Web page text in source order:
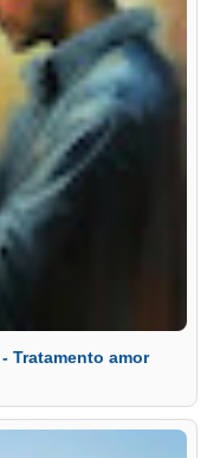
Tratamento amor